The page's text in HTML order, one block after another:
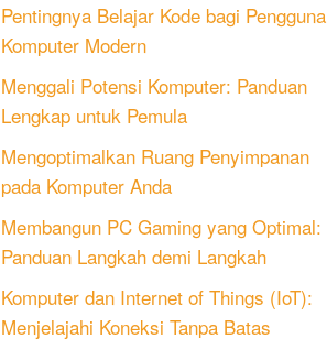
Pentingnya Belajar Kode bagi Pengguna
Komputer Modern
Menggali Potensi Komputer: Panduan
Lengkap untuk Pemula
Mengoptimalkan Ruang Penyimpanan
pada Komputer Anda
Membangun PC Gaming yang Optimal:
Panduan Langkah demi Langkah
Komputer dan Internet of Things (IoT):
Menjelajahi Koneksi Tanpa Batas